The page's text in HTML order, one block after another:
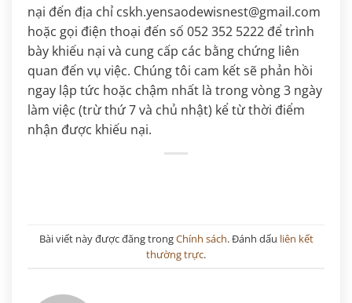
nại đến địa chỉ cskh.yensaodewisnest@gmail.com
hoặc gọi điện thoại đến số 052 352 5222 để trình
bày khiếu nại và cung cấp các bằng chứng liên
quan đến vụ việc. Chúng tôi cam kết sẽ phản hồi
ngay lập tức hoặc chậm nhất là trong vòng 3 ngày
làm việc (trừ thứ 7 và chủ nhật) kể từ thời điểm
nhận được khiếu nại.
Bài viết này được đăng trongChính sách. Đánh dấu liên kết
thường trực.